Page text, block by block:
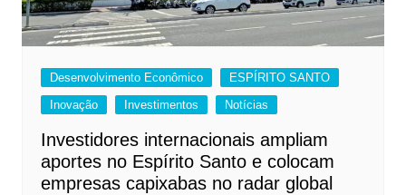
Desenvolvimento Econômico
ESPÍRITO SANTO
Inovação
Investimentos Notícias
Investidores internacionais ampliam
aportes no Espírito Santo e colocam
empresas capixabas no radar global